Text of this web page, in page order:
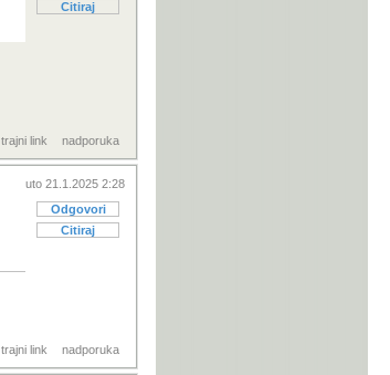
Citiraj
trajni link nadporuka
uto 21.1.2025 2:28
Odgovori
Citiraj
trajni link nadporuka